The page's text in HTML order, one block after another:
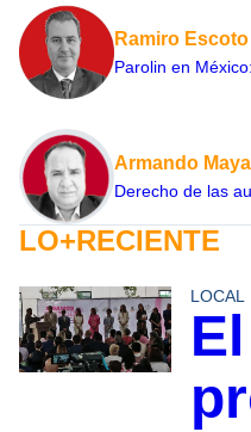
Ramiro
Parolin en
Armando
Derecho de las
LO+RECIENTE
LOCAL
El